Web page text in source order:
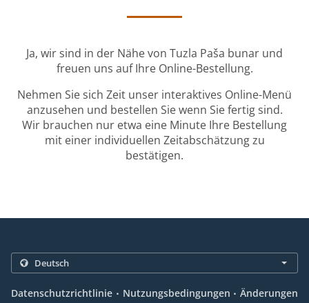
Ja, wir sind in der Nähe von Tuzla Paša bunar und
freuen uns auf Ihre Online-Bestellung.
Nehmen Sie sich Zeit unser interaktives Online-Menü
anzusehen und bestellen Sie wenn Sie fertig sind.
Wir brauchen nur etwa eine Minute Ihre Bestellung
mit einer individuellen Zeitabschätzung zu
bestätigen.
Datenschutzrichtlinie . Nutzungsbedingungen . Änderungen